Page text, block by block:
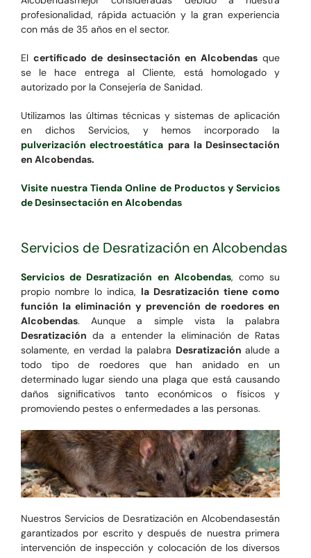
profesionalidad, rápida actuación y la gran experiencia
con más de 35 años en el sector.
El certificado de desinsectación en Alcobendas que
se le hace entrega al Cliente, está homologado y
autorizado por la Consejería de Sanidad.
Utilizamos las últimas técnicas y sistemas de aplicación
en dichos Servicios, y hemos incorporado la
pulverización electroestática para la Desinsectación
en Alcobendas.
Visite nuestra Tienda Online de Productos y Servicios
de Desinsectación en Alcobendas
Servicios de Desratización en Alcobendas
Servicios de Desratización en Alcobendas, como su
propio nombre lo indica, la Desratización tiene como
función la eliminación y prevención de roedores en
Alcobendas. Aunque a simple vista la palabra
Desratización da a entender la eliminación de Ratas
solamente, en verdad la palabra Desratizaciónalude a
todo tipo de roedores que han anidado en un
determinado lugar siendo una plaga que está causando
daños significativos tanto económicos o físicos y
promoviendo pestes o enfermedades a las personas.
Nuestros Servicios de Desratización en Alcobendasestán
garantizados por escrito y después de nuestra primera
intervención de inspección y colocación de los diversos